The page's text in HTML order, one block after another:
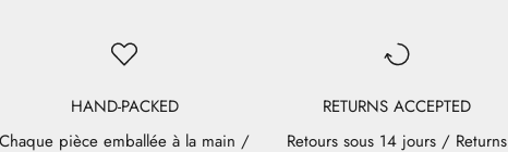
HAND-PACKED
Chaque pièce emballée à la main /
RETURNS ACCEPTED
Retours sous 14 jours / Returns